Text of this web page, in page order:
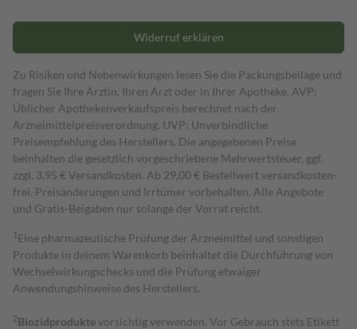
Widerruf erklären
Zu Risiken und Nebenwirkungen lesen Sie die Packungsbeilage und
fragen Sie Ihre Ärztin, Ihren Arzt oder in Ihrer Apotheke. AVP:
Üblicher Apothekenverkaufspreis berechnet nach der
Arzneimittelpreisverordnung. UVP: Unverbindliche
Preisempfehlung des Herstellers. Die angegebenen Preise
beinhalten die gesetzlich vorgeschriebene Mehrwertsteuer, ggf.
zzgl. 3,95 € Versandkosten. Ab 29,00 € Bestell­wert versand­kosten­
frei. Preisänderungen und Irrtümer vorbehalten. Alle Angebote
und Gratis-Beigaben nur solange der Vorrat reicht.
1 Eine pharmazeutische Prüfung der Arzneimittel und sonstigen
Produkte in deinem Warenkorb beinhaltet die Durchführung von
Wechselwirkungschecks und die Prüfung etwaiger
Anwendungshinweise des Herstellers.
2Biozidproduktevorsichtig verwenden. Vor Gebrauch stets Etikett